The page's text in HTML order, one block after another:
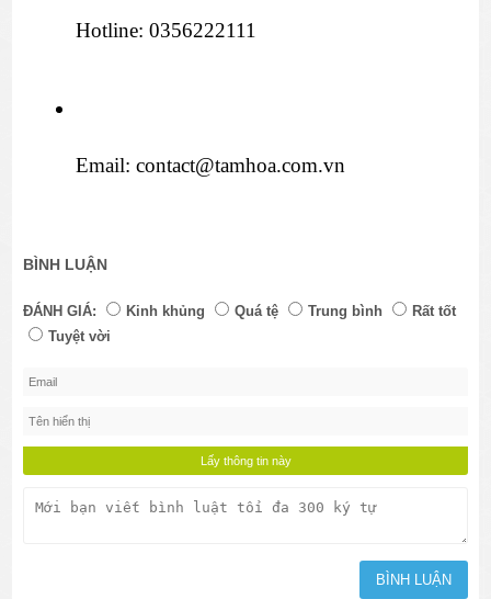
Hotline: 0356222111
Email: contact@tamhoa.com.vn
BÌNH LUẬN
ĐÁNH GIÁ: Kinh khủng Quá tệ Trung bình
Rất tốt
Tuyệt vời